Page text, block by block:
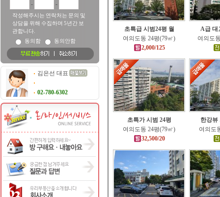
- -
작성해주시는 연락처는 문의 및
상담을 위해 수집하며 5년간 보
관합니다.
동의함
동의안함
김은선 대표
02-780-6302
초특급 시범24평 월
여의도동 24평(79㎡)
2,000/125
A급 대
여의도
초특가 시범 24평
여의도동 24평(79㎡)
32,500/20
한강뷰
여의도